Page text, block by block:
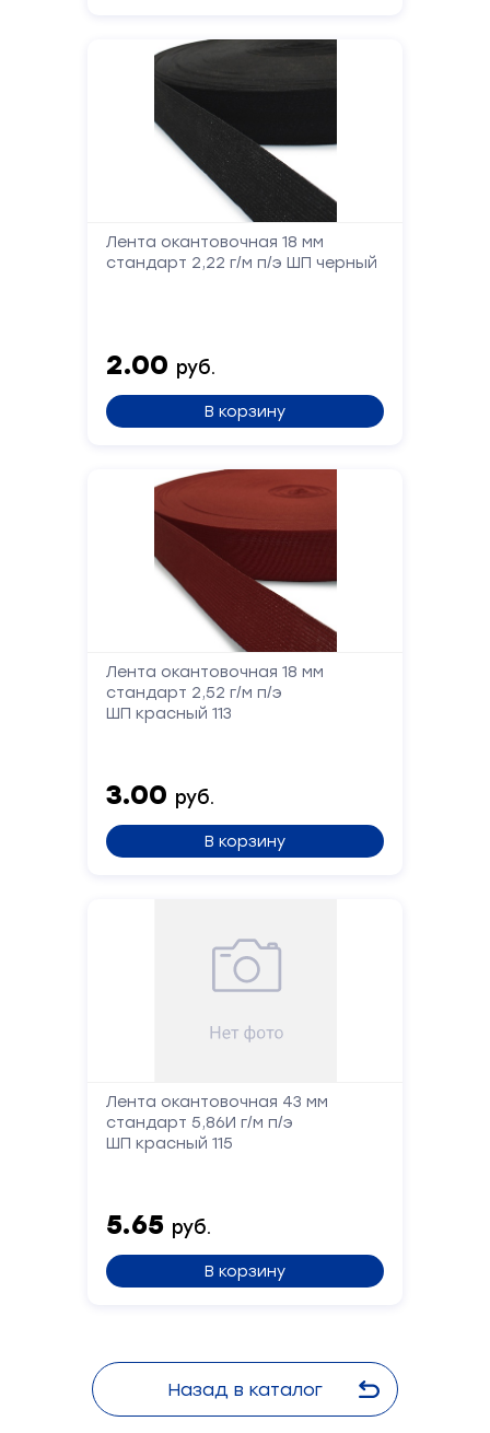
Лента окантовочная 18 мм
стандарт 2,22 г/м п/э ШП черный
2.00 руб.
В корзину
Лента окантовочная 18 мм
стандарт 2,52 г/м п/э
ШП красный 113
3.00 руб.
В корзину
Лента окантовочная 43 мм
стандарт 5,86И г/м п/э
ШП красный 115
5.65 руб.
В корзину
Назад в каталог
Форма
обратной
связи
вам
перезвоним
имя
Сообщение